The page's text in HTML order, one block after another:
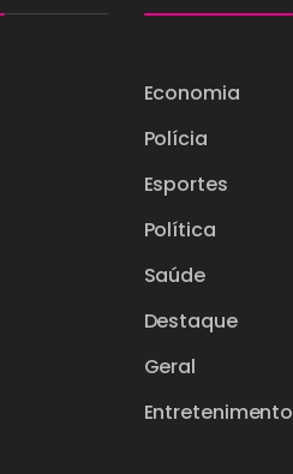
Economia
Polícia
Esportes
Política
Saúde
Destaque
Geral
Entretenimento